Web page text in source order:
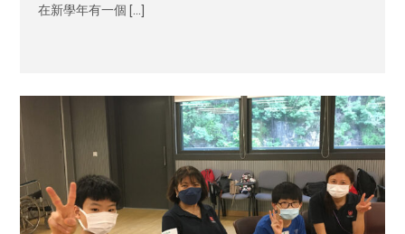
在新學年有一個 […]